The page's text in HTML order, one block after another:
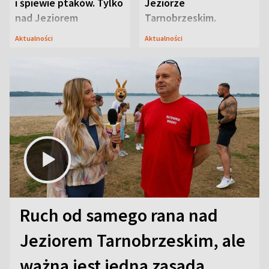
nad Jeziorem
Tarnobrzeskim
Aktualności
Tarnobrzeskim.
Przyrodnicy zwracają
Aktualności
Ruch od samego rana nad
Jeziorem Tarnobrzeskim, ale